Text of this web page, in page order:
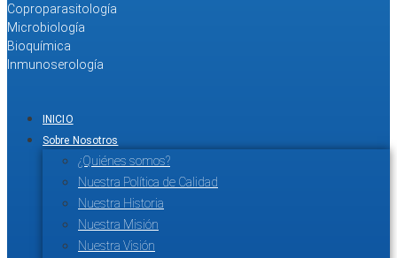
Coproparasitología
Microbiología
Bioquímica
Inmunoserología
INICIO
Sobre Nosotros
¿Quiénes somos?
Nuestra Política de Calidad
Nuestra Historia
Nuestra Misión
Nuestra Visión